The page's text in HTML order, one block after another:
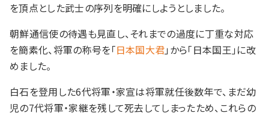
を頂点とした武士の序列を明確にしようとしました。
朝鮮通信使の待遇も見直し、それまでの過度に丁重な対応
を簡素化、将軍の称号を「日本国大君」から「日本国王」に改
めました。
白石を登用した6代将軍・家宣は将軍就任後数年で、まだ幼
児の7代将軍・家継を残して死去してしまったため、これらの